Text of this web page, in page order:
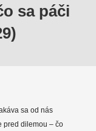
sa páči
sa od nás
pred dilemou – čo